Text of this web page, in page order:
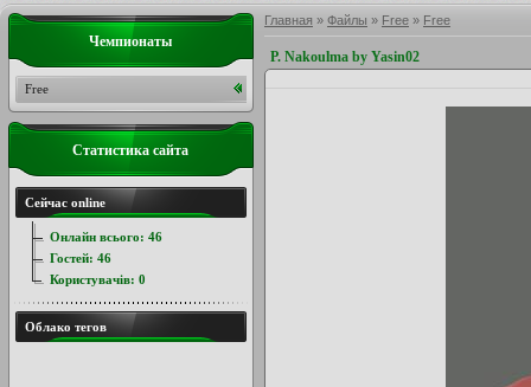
Главная » Файлы » Free » Free
P. Nakoulma by Yasin02
Чемпионаты
Free
Статистика сайта
Сейчас online
Онлайн всього: 46
Гостей: 46
Користувачів: 0
Облако тегов